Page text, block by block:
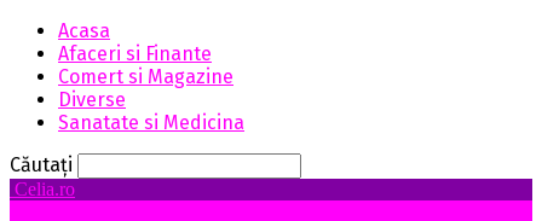
Acasa
Afaceri si Finante
Comert si Magazine
Diverse
Sanatate si Medicina
Căutați
Celia.ro